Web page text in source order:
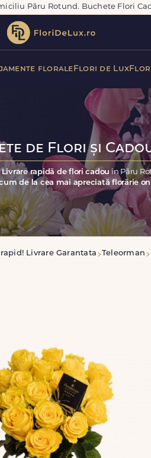
Păru Rotund. Buchete Flori
floraleFlori de Lux
de Flori și
rapidă de flori cadou în Păru
de la cea mai apreciată florărie
Livrare Garantata Teleorman